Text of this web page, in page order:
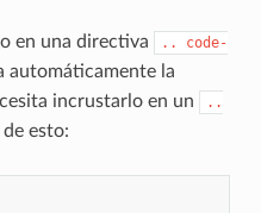
en una directiva ..
code-
automáticamente la
incrustarlo en un
..
esto: